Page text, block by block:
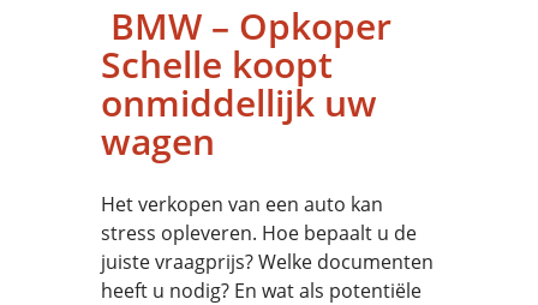
BMW – Opkoper
Schelle koopt
onmiddellijk uw
wagen
Het verkopen van een auto kan
stress opleveren. Hoe bepaalt u de
juiste vraagprijs? Welke documenten
heeft u nodig? En wat als potentiële